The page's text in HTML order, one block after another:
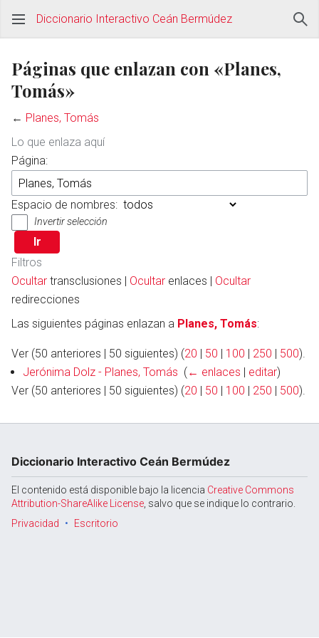
Abrir menú principal
Diccionario Interactivo Ceán Bermúdez
Páginas que enlazan con «Planes,
Tomás»
← Planes, Tomás
Lo que enlaza aquí
Página:
Espacio de nombres:
Invertir selección
Filtros
Ocultar transclusiones | Ocultar enlaces | Ocultar
redirecciones
Las siguientes páginas enlazan a Planes, Tomás:
Ver (50 anteriores | 50 siguientes) (20 | 50 | 100 | 250 | 500).
Jerónima Dolz - Planes, Tomás (← enlaces | editar)
Ver (50 anteriores | 50 siguientes) (20 | 50 | 100 | 250 | 500).
Diccionario Interactivo Ceán Bermúdez
El contenido está disponible bajo la licencia Creative Commons
Attribution-ShareAlike License , salvo que se indique lo contrario.
Privacidad
Escritorio